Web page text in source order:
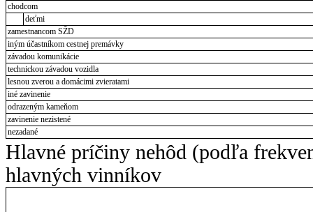
chodcom
deťmi
zamestnancom SŽD
iným účastníkom cestnej premávky
závadou komunikácie
technickou závadou vozidla
lesnou zverou a domácimi zvieratami
iné zavinenie
odrazeným kameňom
zavinenie nezistené
nezadané
Hlavné príčiny nehôd (podľa
hlavných vinníkov